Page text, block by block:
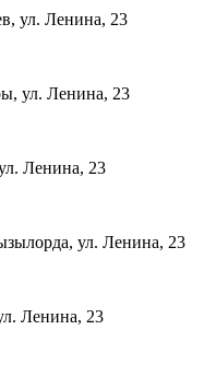
ул. Ленина, 23
ул. Ленина, 23
Ленина, 23
ул. Ленина, 23
Ленина, 23